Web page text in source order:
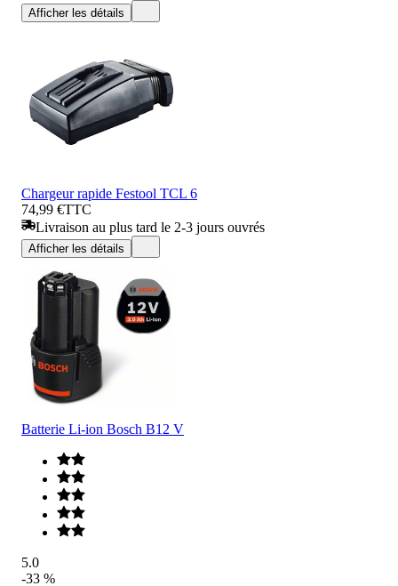
Afficher les détails
Chargeur rapide Festool TCL 6
74,99 €TTC
Livraison au plus tard le 2-3 jours ouvrés
Afficher les détails
Batterie Li-ion Bosch B12 V
5.0
-33 %